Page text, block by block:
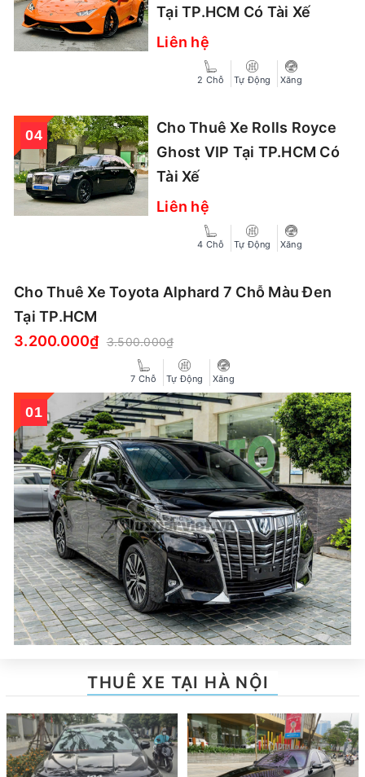
Tại TP.HCM Có Tài Xế
Liên hệ
2 Chỗ Tự Động Xăng
Cho Thuê Xe Rolls Royce
Ghost VIP Tại TP.HCM Có
Tài Xế
Liên hệ
4 Chỗ Tự Động Xăng
Cho Thuê Xe Toyota Alphard 7 Chỗ Màu Đen
Tại TP.HCM
3.200.000₫ 3.500.000₫
7 Chỗ Tự Động Xăng
THUÊ XE TẠI HÀ NỘI